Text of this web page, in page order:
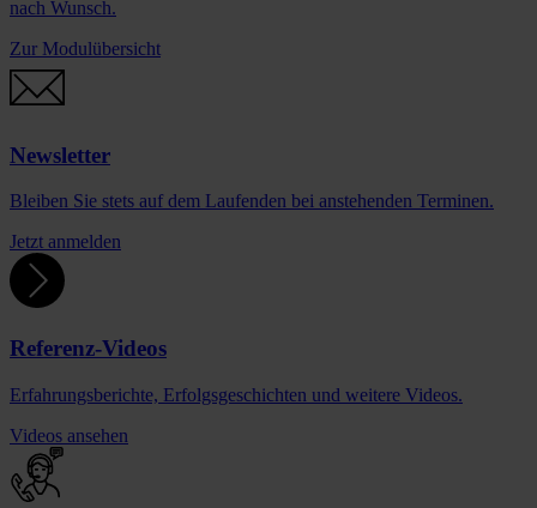
nach Wunsch.
Zur Modulübersicht
Newsletter
Bleiben Sie stets auf dem Laufenden bei anstehenden Terminen.
Jetzt anmelden
Referenz-Videos
Erfahrungsberichte, Erfolgsgeschichten und weitere Videos.
Videos ansehen